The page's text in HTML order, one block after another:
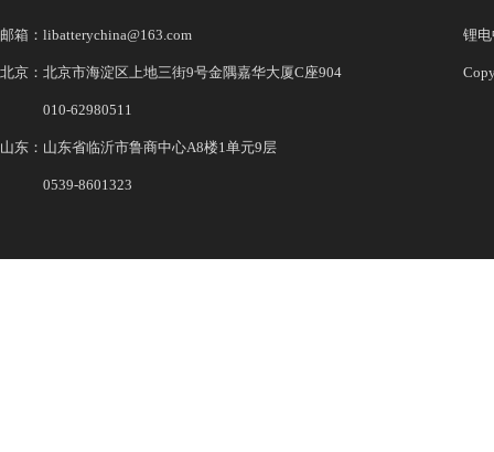
邮箱：libatterychina@163.com
北京：北京市海淀区上地三街9号金隅嘉华大厦C座904
010-62980511
山东：山东省临沂市鲁商中心A8楼1单元9层
0539-8601323
锂